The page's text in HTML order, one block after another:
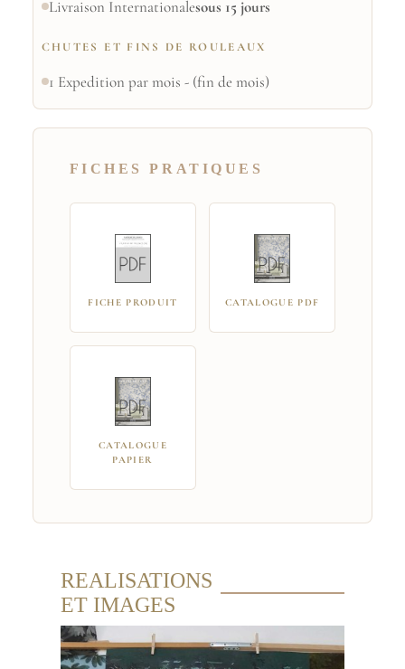
Livraison Internationalesous 15 jours
CHUTES ET FINS DE ROULEAUX
1 Expedition par mois - (fin de mois)
FICHES PRATIQUES
FICHE PRODUIT CATALOGUE PDF
CATALOGUE
PAPIER
REALISATIONS
ET IMAGES